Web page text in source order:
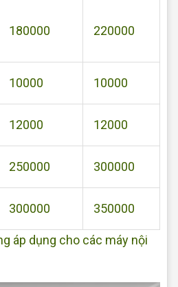
180000 220000
10000 10000
12000 12000
250000 300000
300000 350000
áp dụng cho các máy nội